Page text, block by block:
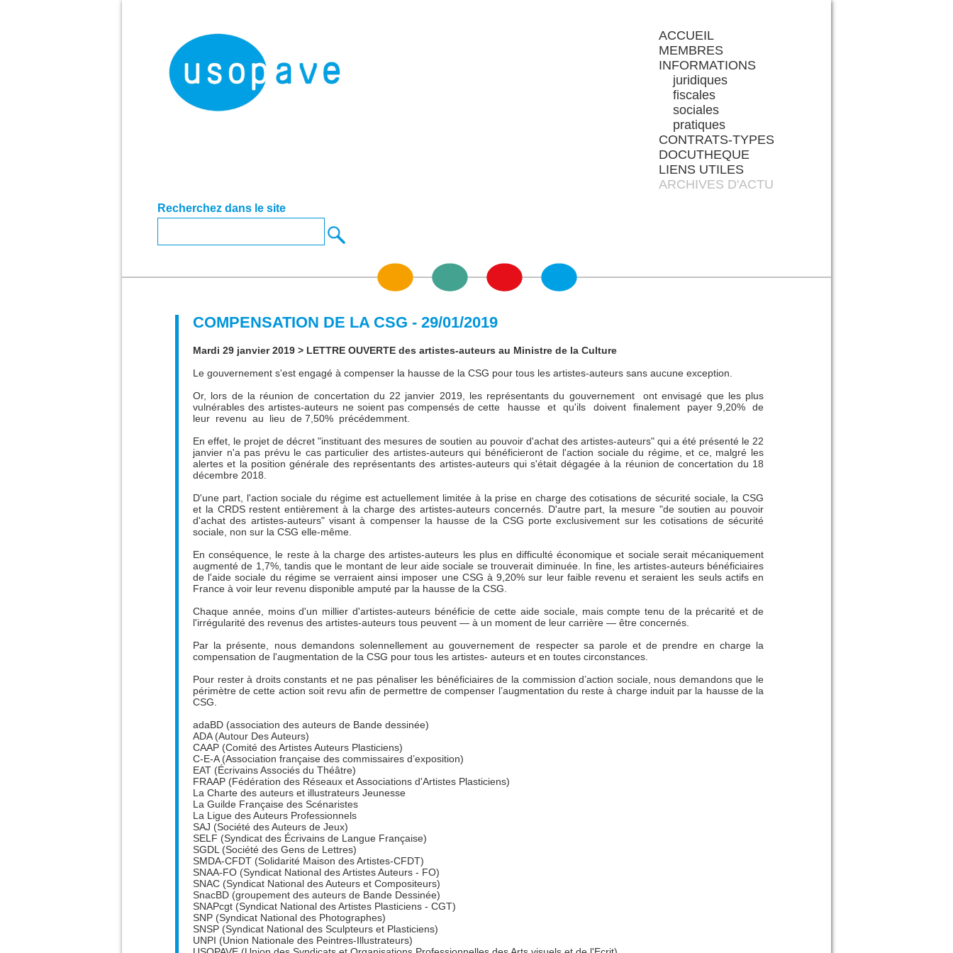
ACCUEIL
MEMBRES
INFORMATIONS
juridiques
fiscales
sociales
pratiques
CONTRATS-TYPES
DOCUTHEQUE
LIENS UTILES
ARCHIVES D'ACTU
Recherchez dans le site
COMPENSATION DE LA CSG - 29/01/2019
Mardi 29 janvier 2019 > LETTRE OUVERTE des artistes-auteurs au Ministre de la Culture
Le gouvernement s'est engagé à compenser la hausse de la CSG pour tous les artistes-auteurs sans aucune exception.
Or, lors de la réunion de concertation du 22 janvier 2019, les représentants du gouvernement ont envisagé que les plus
vulnérables des artistes-auteurs ne soient pas compensés de cette hausse et qu'ils doivent finalement payer 9,20% de
leur revenu au lieu de 7,50% précédemment.
En effet, le projet de décret "instituant des mesures de soutien au pouvoir d'achat des artistes-auteurs" qui a été présenté le 22
janvier n'a pas prévu le cas particulier des artistes-auteurs qui bénéficieront de l'action sociale du régime, et ce, malgré les
alertes et la position générale des représentants des artistes-auteurs qui s'était dégagée à la réunion de concertation du 18
décembre 2018.
D'une part, l'action sociale du régime est actuellement limitée à la prise en charge des cotisations de sécurité sociale, la CSG
et la CRDS restent entièrement à la charge des artistes-auteurs concernés. D'autre part, la mesure "de soutien au pouvoir
d'achat des artistes-auteurs" visant à compenser la hausse de la CSG porte exclusivement sur les cotisations de sécurité
sociale, non sur la CSG elle-même.
En conséquence, le reste à la charge des artistes-auteurs les plus en difficulté économique et sociale serait mécaniquement
augmenté de 1,7%, tandis que le montant de leur aide sociale se trouverait diminuée. In fine, les artistes-auteurs bénéficiaires
de l'aide sociale du régime se verraient ainsi imposer une CSG à 9,20% sur leur faible revenu et seraient les seuls actifs en
France à voir leur revenu disponible amputé par la hausse de la CSG.
Chaque année, moins d'un millier d'artistes-auteurs bénéficie de cette aide sociale, mais compte tenu de la précarité et de
l'irrégularité des revenus des artistes-auteurs tous peuvent — à un moment de leur carrière — être concernés.
Par la présente, nous demandons solennellement au gouvernement de respecter sa parole et de prendre en charge la
compensation de l'augmentation de la CSG pour tous les artistes- auteurs et en toutes circonstances.
Pour rester à droits constants et ne pas pénaliser les bénéficiaires de la commission d’action sociale, nous demandons que le
périmètre de cette action soit revu afin de permettre de compenser l’augmentation du reste à charge induit par la hausse de la
CSG.
adaBD (association des auteurs de Bande dessinée)
ADA (Autour Des Auteurs)
CAAP (Comité des Artistes Auteurs Plasticiens)
C-E-A (Association française des commissaires d’exposition)
EAT (Écrivains Associés du Théâtre)
FRAAP (Fédération des Réseaux et Associations d'Artistes Plasticiens)
La Charte des auteurs et illustrateurs Jeunesse
La Guilde Française des Scénaristes
La Ligue des Auteurs Professionnels
SAJ (Société des Auteurs de Jeux)
SELF (Syndicat des Écrivains de Langue Française)
SGDL (Société des Gens de Lettres)
SMDA-CFDT (Solidarité Maison des Artistes-CFDT)
SNAA-FO (Syndicat National des Artistes Auteurs - FO)
SNAC (Syndicat National des Auteurs et Compositeurs)
SnacBD (groupement des auteurs de Bande Dessinée)
SNAPcgt (Syndicat National des Artistes Plasticiens - CGT)
SNP (Syndicat National des Photographes)
SNSP (Syndicat National des Sculpteurs et Plasticiens)
UNPI (Union Nationale des Peintres-Illustrateurs)